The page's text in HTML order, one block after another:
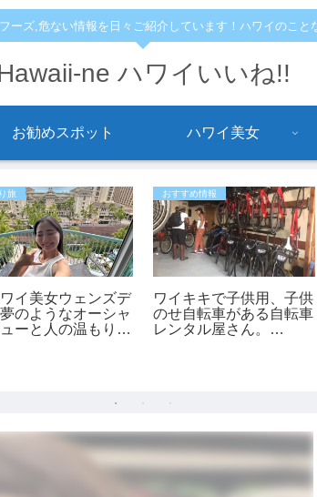
ーズ,危ない情報を日々ご紹介しています！ハワイのこと
ne ハワイいいね!!
お勧めスポット ハワイ美女
旅
ワイ美女ウェンズデ
のようなオーシャ
ーと人の温もりに
おすすめ情報
ワイキキで子供用、子供
のせ自転車がある自転車
レンタル屋さん。